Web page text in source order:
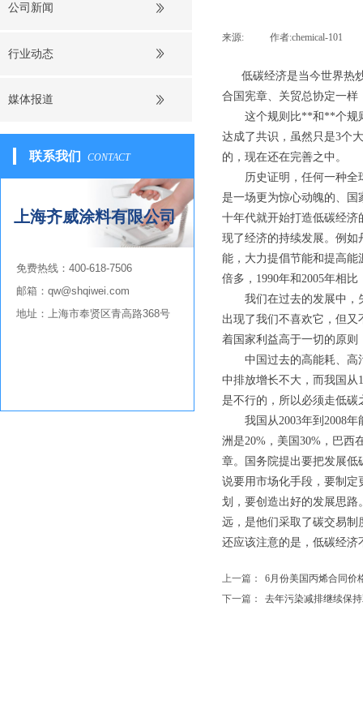
公司新闻
行业动态
媒体报道
来源: 作者:chemical-101
低碳经济是当今世界热炒
合国宪章、关贸总协定一
这个规则比**和**个规则
达成了共识，虽然只是3个
的，现在还在完善之中。
历史证明，任何一种全球
是一场更为惊心动魄的、
十年代就开始打造低碳经济
现了经济的持续发展。例如
能，大力提倡节能和提高能
倍多，1990年和2005年相
我们在过去的发展中，失
出现了我们不喜欢它，但
着国家利益高于一切的原
中国过去的高能耗、高污
中排放增长不大，而我国从
是不行的，所以必须走低
我国从2003年到2008年
洲是20%，美国30%，巴西
章。国务院提出要把发展低
说要用市场化手段，要制
划，要创造出好的发展思
远，是他们采取了碳交易制
还应该注意的是，低碳经济
上一篇：
6月份美国丙烯合同价
下一篇：
去年污染减排继续保
联系我们 CONTACT
免费热线： 400-618-7506
邮箱：qw@shqiwei.com
地址： 上海市奉贤区青高路368号
上海齐威涂料有限公司